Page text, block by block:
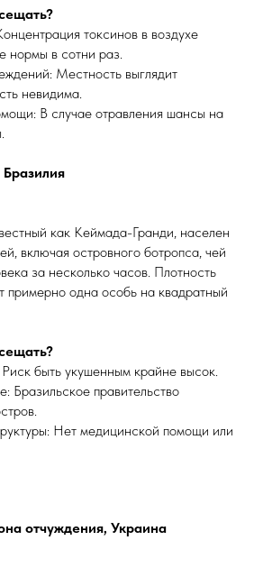
токсинов в воздухе
нормы в сотни раз.
Местность выглядит
невидима.
В случае отравления шансы на
как Кеймада-Гранди, населен
включая островного ботропса, чей
за несколько часов. Плотность
примерно одна особь на квадратный
быть укушенным крайне высок.
Бразильское правительство
Нет медицинской помощи или
отчуждения, Украина